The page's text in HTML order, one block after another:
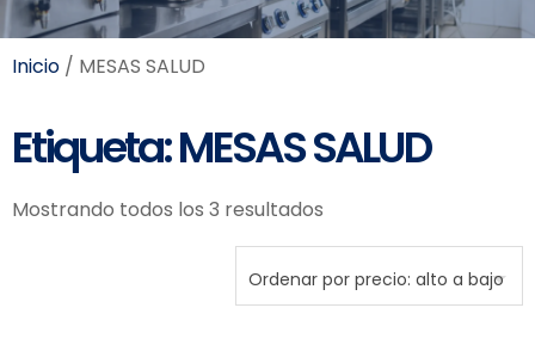
Inicio / MESAS SALUD
Etiqueta: MESAS SALUD
Mostrando todos los 3 resultados